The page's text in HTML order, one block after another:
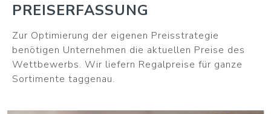
PREISERFASSUNG
Zur Optimierung der eigenen Preisstrategie
benötigen Unternehmen die aktuellen Preise des
Wettbewerbs. Wir liefern Regalpreise für ganze
Sortimente taggenau.